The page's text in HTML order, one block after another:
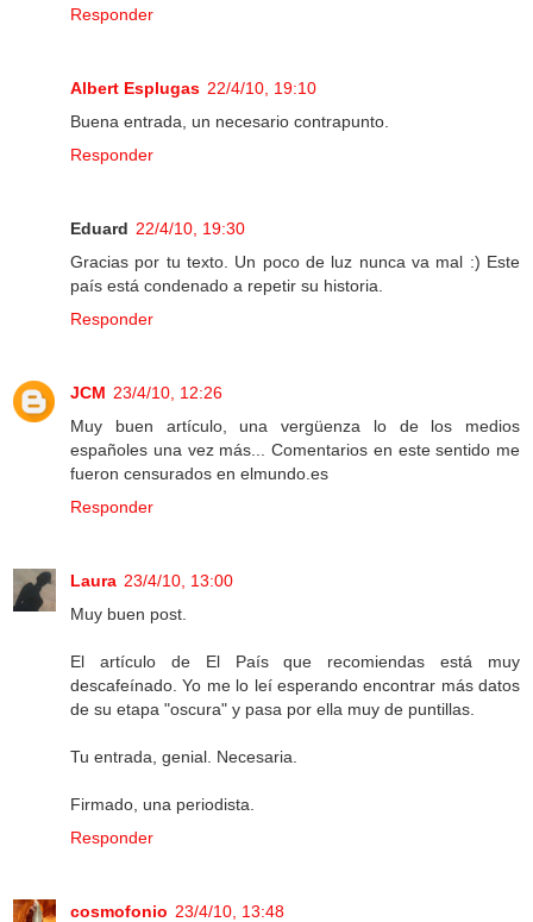
Responder
Albert Esplugas 22/4/10, 19:10
Buena entrada, un necesario contrapunto.
Responder
Eduard 22/4/10, 19:30
Gracias por tu texto. Un poco de luz nunca va mal :) Este
país está condenado a repetir su historia.
Responder
JCM 23/4/10, 12:26
Muy buen artículo, una vergüenza lo de los medios
españoles una vez más... Comentarios en este sentido me
fueron censurados en elmundo.es
Responder
Laura 23/4/10, 13:00
Muy buen post.
El artículo de El País que recomiendas está muy
descafeínado. Yo me lo leí esperando encontrar más datos
de su etapa "oscura" y pasa por ella muy de puntillas.
Tu entrada, genial. Necesaria.
Firmado, una periodista.
Responder
cosmofonio 23/4/10, 13:48